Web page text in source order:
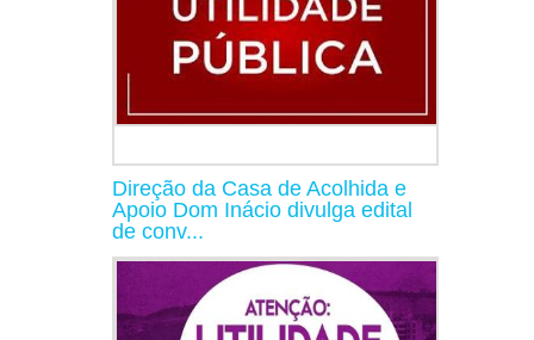
Direção da Casa de Acolhida e
Apoio Dom Inácio divulga edital
de conv...